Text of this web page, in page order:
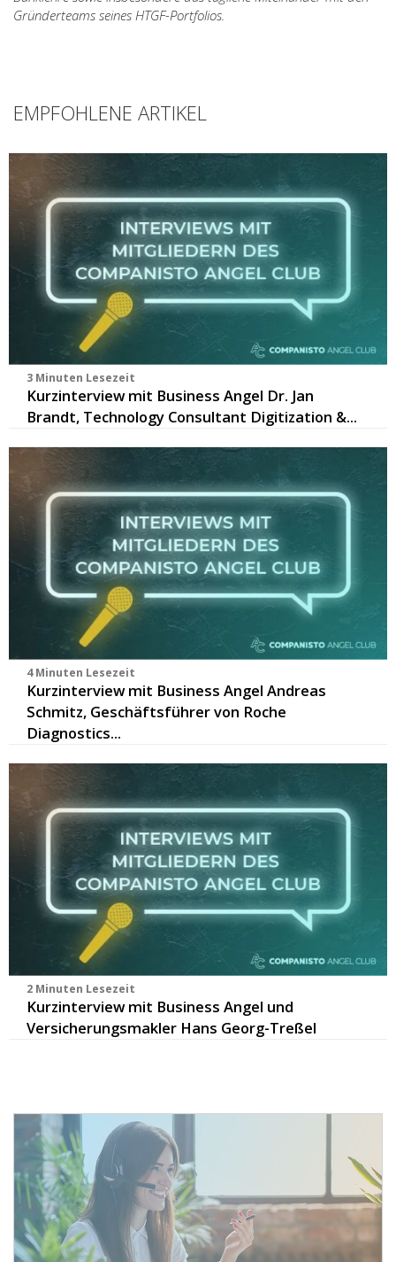
Gründerteams seines HTGF-Portfolios.
EMPFOHLENE ARTIKEL
3 Minuten Lesezeit
Kurzinterview mit Business Angel Dr. Jan
Brandt, Technology Consultant Digitization &...
4 Minuten Lesezeit
Kurzinterview mit Business Angel Andreas
Schmitz, Geschäftsführer von Roche
Diagnostics...
2 Minuten Lesezeit
Kurzinterview mit Business Angel und
Versicherungsmakler Hans Georg-Treßel